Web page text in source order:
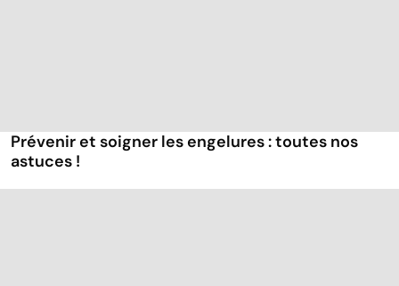
Prévenir et soigner les engelures : toutes nos
astuces !